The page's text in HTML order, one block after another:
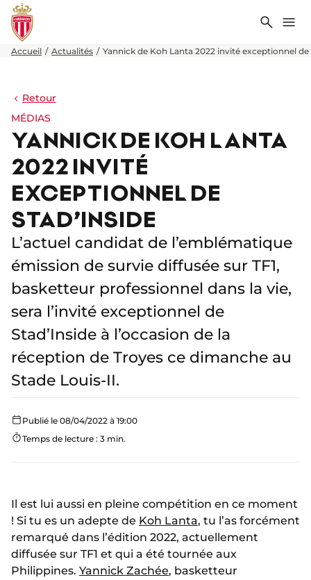
Accueil Actualités Yannick de Koh Lanta 2022 invité exceptionnel de
Retour
MÉDIAS
YANNICK DE KOH LANTA
2022 INVITÉ
EXCEPTIONNEL DE
STAD’INSIDE
L’actuel candidat de l’emblématique
émission de survie diffusée sur TF1,
basketteur professionnel dans la vie,
sera l’invité exceptionnel de
Stad’Inside à l’occasion de la
réception de Troyes ce dimanche au
Stade Louis-II.
Publié le 08/04/2022 à 19:00
Temps de lecture : 3 min.
Il est lui aussi en pleine compétition en ce moment
! Si tu es un adepte de Koh Lanta, tu l’as forcément
remarqué dans l’édition 2022, actuellement
diffusée sur TF1 et qui a été tournée aux
Philippines. Yannick Zachée, basketteur